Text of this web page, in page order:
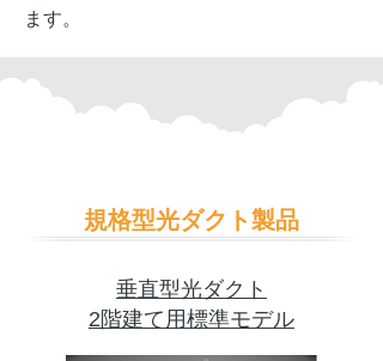
ます。
規格型光ダクト製品
垂直型光ダクト
2階建て用標準モデル